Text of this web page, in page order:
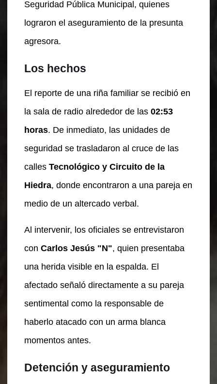
Seguridad Pública Municipal, quienes
lograron el aseguramiento de la presunta
agresora.
Los hechos
El reporte de una riña familiar se recibió en
la sala de radio alrededor de las 02:53
horas. De inmediato, las unidades de
seguridad se trasladaron al cruce de las
calles Tecnológico y Circuito de la
Hiedra, donde encontraron a una pareja en
medio de un altercado verbal.
Al intervenir, los oficiales se entrevistaron
con Carlos Jesús "N", quien presentaba
una herida visible en la espalda. El
afectado señaló directamente a su pareja
sentimental como la responsable de
haberlo atacado con un arma blanca
momentos antes.
Detención y aseguramiento